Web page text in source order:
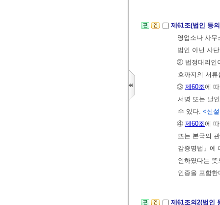
제61조(법인 등
영업소나 사
법인 아닌 사
② 법정대리인
호까지의 서
③ 제60조에
서명 또는 날
수 있다. <신
④ 제60조에
또는 본국의
감증명법」에
인하였다는
인증을 포함
제61조의2(법인